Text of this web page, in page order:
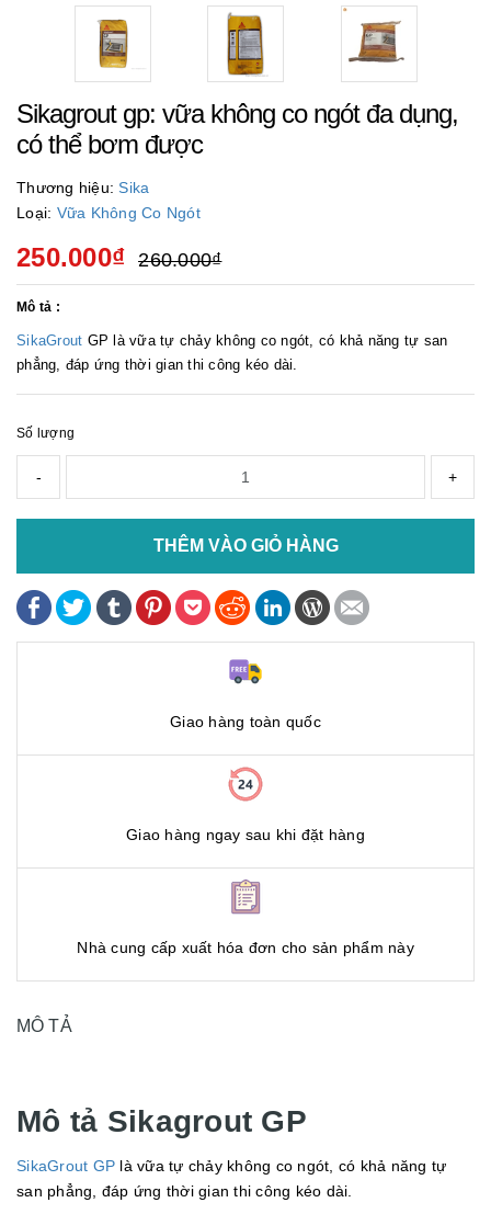
Sikagrout gp: vữa không co ngót đa dụng,
có thể bơm được
Thương hiệu:Sika
Loại: Vữa Không Co Ngót
250.000₫ 260.000₫
Mô tả :
SikaGrout GP là vữa tự chảy không co ngót, có khả năng tự san
phẳng, đáp ứng thời gian thi công kéo dài.
Số lượng
- +
THÊM VÀO GIỎ HÀNG
Giao hàng toàn quốc
Giao hàng ngay sau khi đặt hàng
Nhà cung cấp xuất hóa đơn cho sản phẩm này
MÔ TẢ
Mô tả Sikagrout GP
SikaGrout GP là vữa tự chảy không co ngót, có khả năng tự
san phẳng, đáp ứng thời gian thi công kéo dài.